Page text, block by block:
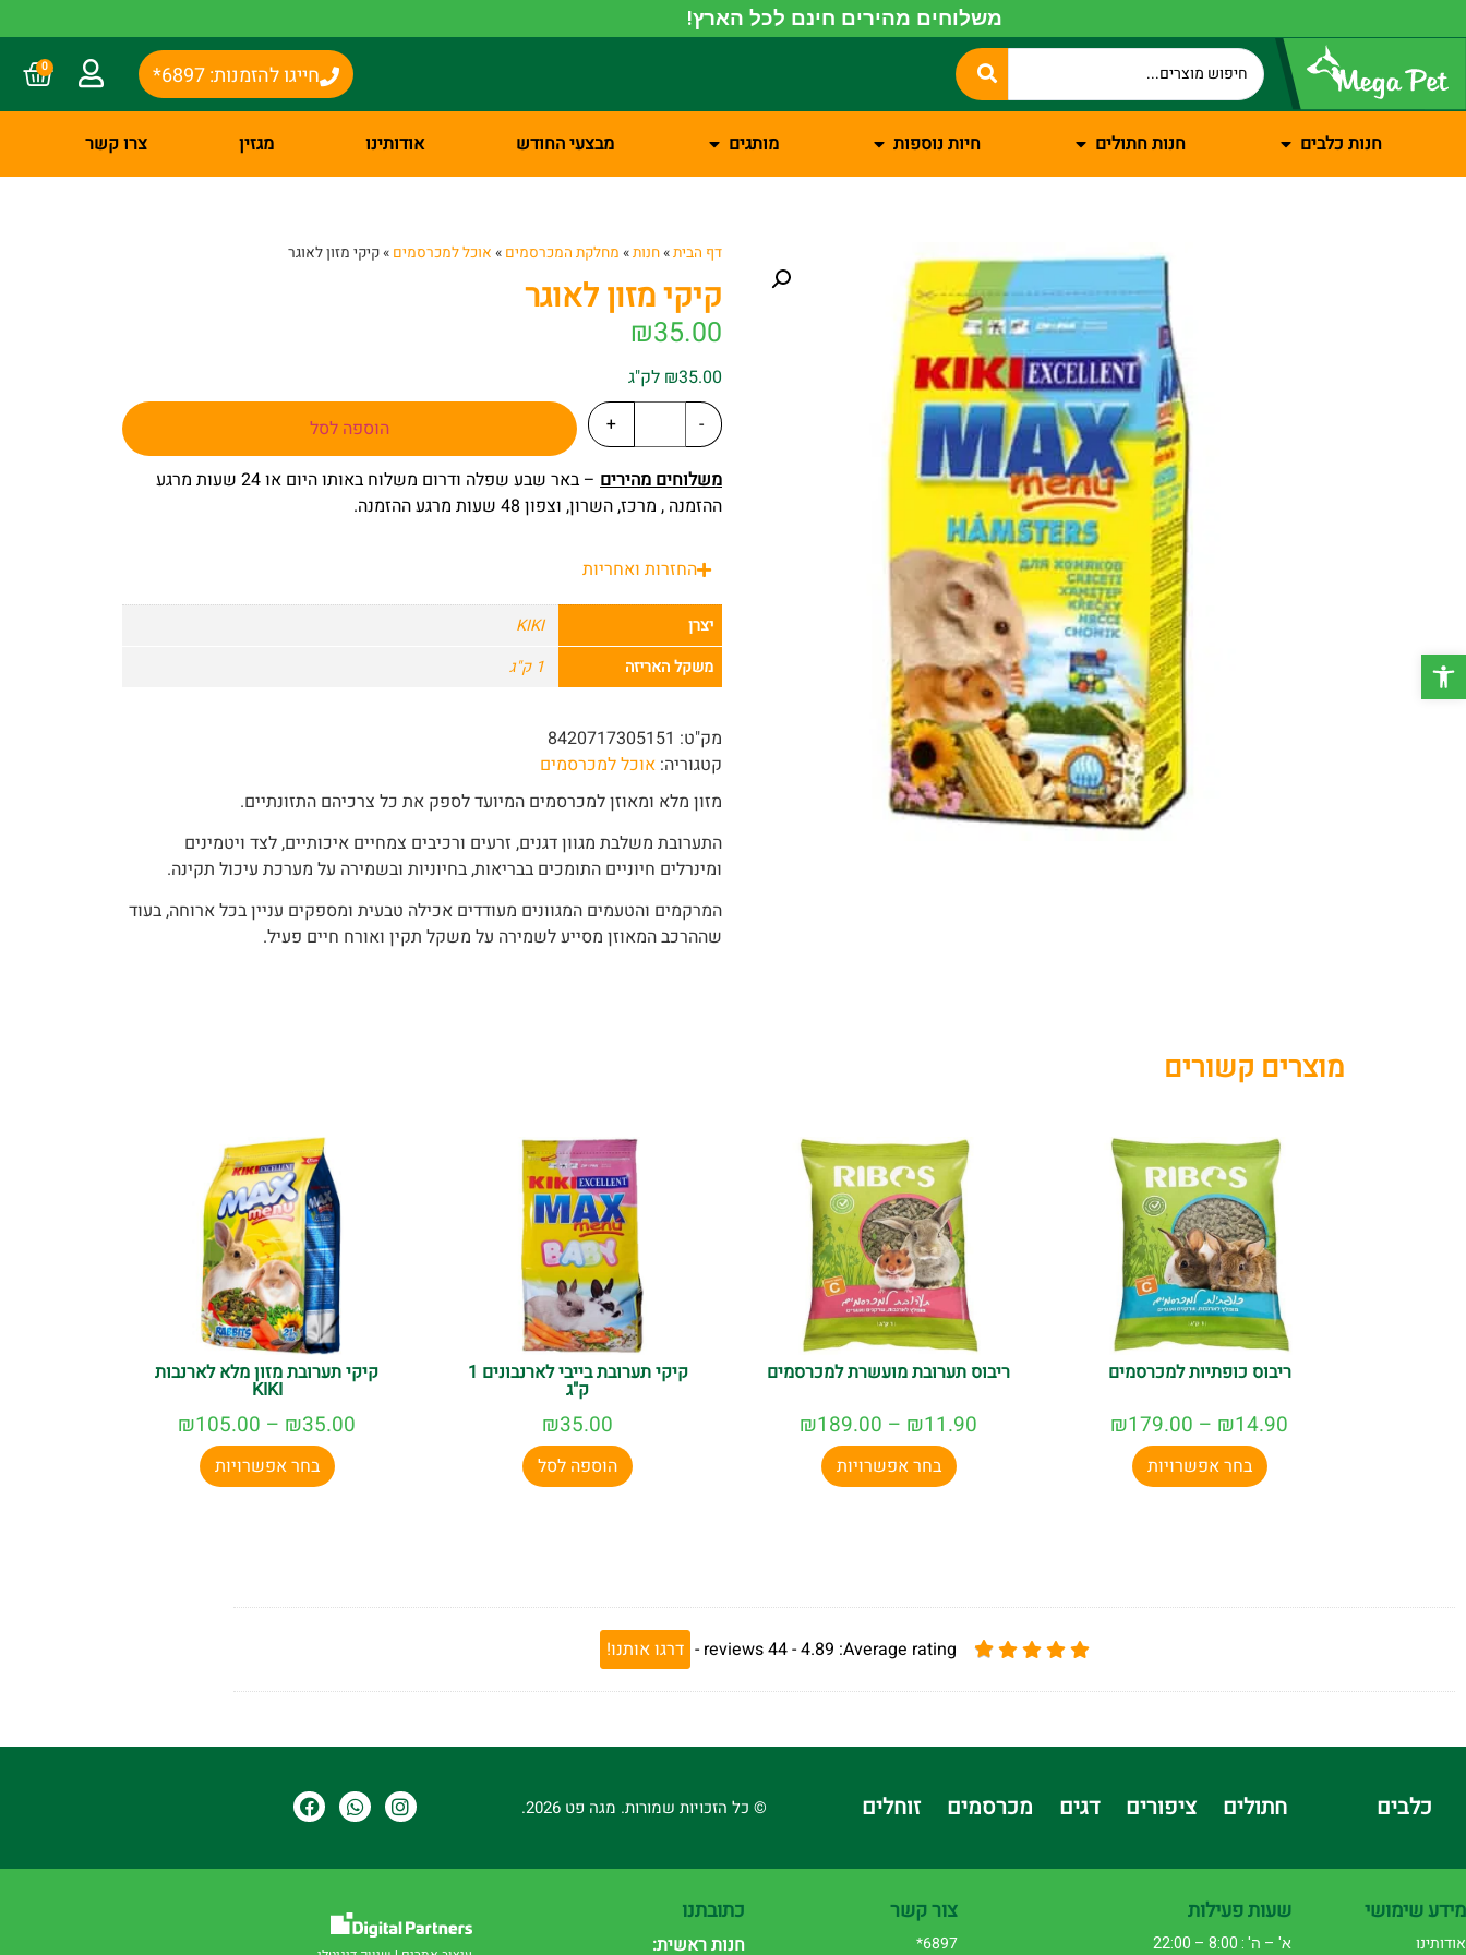
פתח סרגל נגישות
משלוחים מהירים חינם לכל הארץ!
חייגו להזמנות: 6897* 0
חנות כלבים חנות חתולים חיות נוספות מותגים מבצעי החודש אודותינו מגזין צרו קשר
דף הבית»חנות» מחלקת המכרסמים » אוכל למכרסמים »קיקי מזון לאוגר
קיקי מזון לאוגר
₪35.00
₪35.00 לק"ג
-
+
הוספה לסל
משלוחים מהירים
– באר שבע שפלה ודרום משלוח באותו היום או 24 שעות מרגע
ההזמנה , מרכז, השרון, וצפון 48 שעות מרגע ההזמנה.
החזרות ואחריות
יצרן
KIKI
משקל האריזה
1 ק"ג
מק"ט: 8420717305151
קטגוריה: אוכל למכרסמים
מזון מלא ומאוזן למכרסמים המיועד לספק את כל צרכיהם התזונתיים.
התערובת משלבת מגוון דגנים, זרעים ורכיבים צמחיים איכותיים, לצד ויטמינים
ומינרלים חיוניים התומכים בבריאות, בחיוניות ובשמירה על מערכת עיכול תקינה.
המרקמים והטעמים המגוונים מעודדים אכילה טבעית ומספקים עניין בכל ארוחה, בעוד
שההרכב המאוזן מסייע לשמירה על משקל תקין ואורח חיים פעיל.
מוצרים קשורים
ריבוס כופתיות למכרסמים
₪14.90
–
₪179.00
בחר אפשרויות
ריבוס תערובת מועשרת למכרסמים
₪11.90
–
₪189.00
בחר אפשרויות
קיקי תערובת בייבי לארנבונים 1
ק"ג
₪35.00
הוספה לסל
קיקי תערובת מזון מלא לארנבות
KIKI
₪35.00
–
₪105.00
בחר אפשרויות
Average rating:
4.89 -
44
reviews
- דרגו אותנו!
כלבים חתולים ציפורים דגים מכרסמים זוחלים © כל הזכויות שמורות. מגה פט 2026.
מידע שימושי
אודותינו
שעות פעילות
א' – ה' : 8:00 – 22:00
צור קשר
6897*
כתובתנו
חנות ראשית: